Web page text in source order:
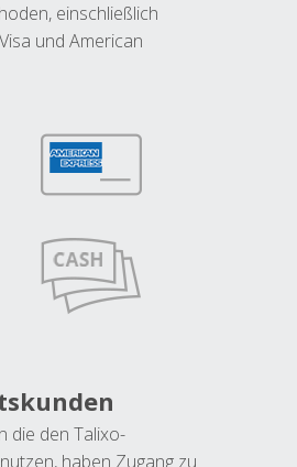
einschließlich
und American
die den Talixo-
haben Zugang zu